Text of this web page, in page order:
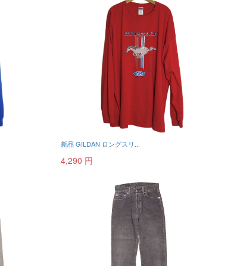
新品 GILDAN ロングスリ...
4,290 円